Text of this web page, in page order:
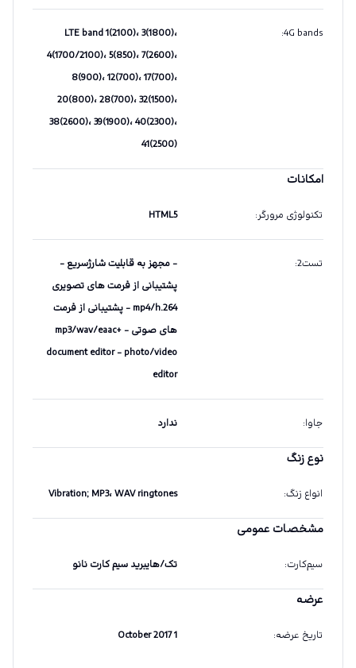
4G bands
:
LTE band 1(2100)، 3(1800)،
4(1700/2100)، 5(850)، 7(2600)،
8(900)، 12(700)، 17(700)،
20(800)، 28(700)، 32(1500)،
38(2600)، 39(1900)، 40(2300)،
41(2500)
امکانات
تکنولوژی مرورگر:
HTML5
تست2 :
- مجهز به قابلیت شارژسریع -
پشتیبانی از فرمت های تصویری
mp4/h.264 - پشتیبانی از فرمت
های صوتی mp3/wav/eaac+ -
document editor - photo/video
editor
جاوا: ندارد
نوع زنگ
انواع زنگ: Vibration; MP3، WAV ringtones
مشخصات عمومی
سیم‌کارت: تک/هایبرید سیم کارت نانو
عرضه
تاریخ عرضه:
1 October 2017